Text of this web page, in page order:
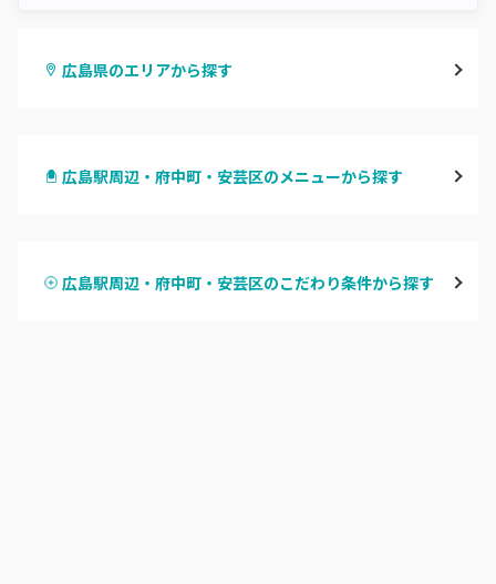
広島県のエリアから探す
段原・皆実町・宇品
広島駅周辺・府中町・安芸区のメニューから探す
ハンドスカルプ
広島駅周辺・府中町・安芸区のこだわり条件から探す